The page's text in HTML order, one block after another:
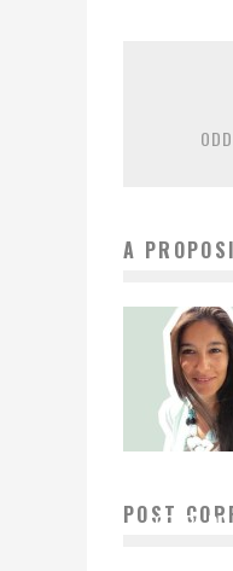
A
POSTCOPPA